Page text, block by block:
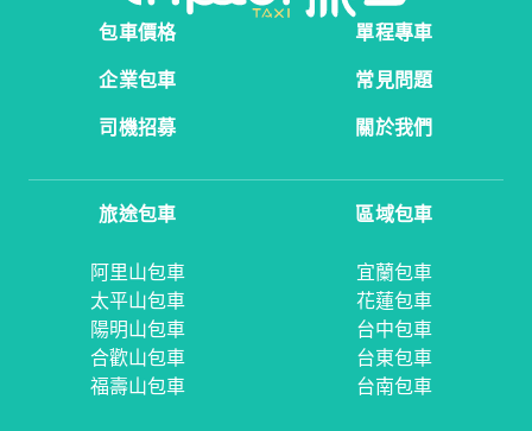
包車價格
單程專車
企業包車
常見問題
司機招募
關於我們
旅途包車
阿里山包車
太平山包車
陽明山包車
合歡山包車
福壽山包車
區域包車
宜蘭包車
花蓮包車
台中包車
台東包車
台南包車